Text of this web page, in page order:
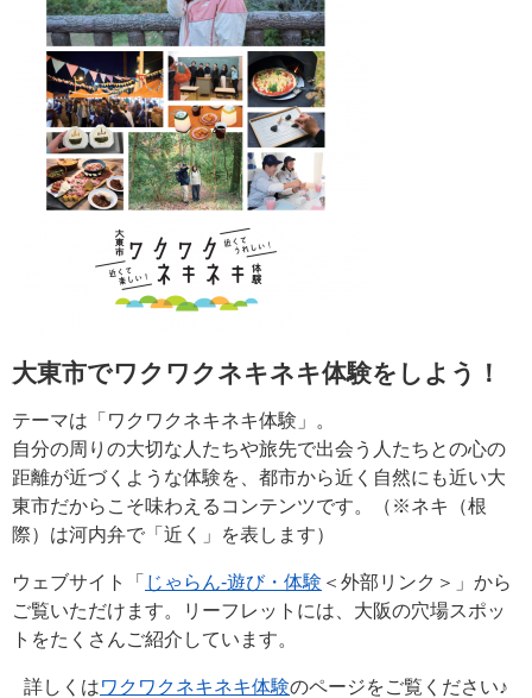
大東市でワクワクネキネキ体験をしよう！
テーマは「ワクワクネキネキ体験」。
自分の周りの大切な人たちや旅先で出会う人たちとの心の
距離が近づくような体験を、都市から近く自然にも近い大
東市だからこそ味わえるコンテンツです。（※ネキ（根
際）は河内弁で「近く」を表します）
ウェブサイト「 じゃらん-遊び・体験 ＜外部リンク＞ 」から
ご覧いただけます。リーフレットには、大阪の穴場スポッ
トをたくさんご紹介しています。
詳しくはワクワクネキネキ体験のページをご覧ください♪